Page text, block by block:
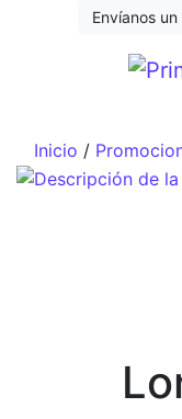
Saltar al contenido
Envíanos
Inicio /